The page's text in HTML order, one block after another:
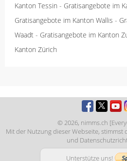
Kanton Tessin - Gratisangebote im
Gratisangebote im Kanton Wallis -
Waadt - Gratisangebote im Kanton
Kanton Zürich
© 2026, nimms.ch
Mit der Nutzung dieser Webseite, stimmst
und
Unterstütze uns!